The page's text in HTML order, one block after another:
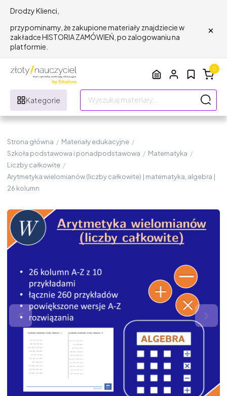
Drodzy Klienci,
przypominamy, że zakupione materiały znajdziecie w
zakładce HISTORIA ZAMÓWIEŃ, po zalogowaniu na
platformie.
×
Kategorie
0
Strona główna / Materiały edukacyjne /
Szkoła podstawowa i ponadpodstawowa / Matematyka /
Liczby całkowite /
Arytmetyka wielomianów (liczby całkowite) | matematyka, algebra |
26 kolumn